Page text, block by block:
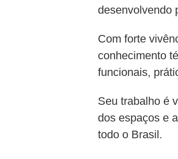
desenvolvendo
Com forte
conhecimento
funcionais,
Seu trabalho é
dos espaços e
todo o Brasil.